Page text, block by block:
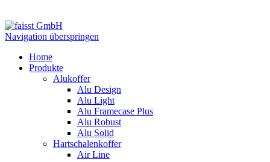
Navigation überspringen
Home
Produkte
Alukoffer
Alu Design
Alu Light
Alu Framecase Plus
Alu Robust
Alu Solid
Hartschalenkoffer
Air Line